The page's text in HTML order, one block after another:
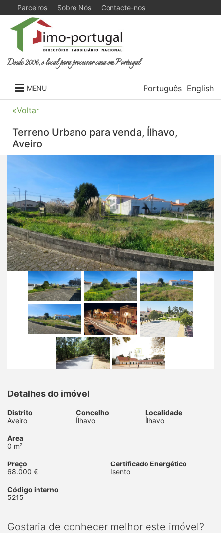
Parceiros Sobre Nós Contacte-nos
Desde 2006, o local para procurar casa em Portugal
MENU Português English
«Voltar
Terreno Urbano para venda, Ílhavo,
Aveiro
Detalhes do imóvel
Distrito
Aveiro
Concelho
Ílhavo
Localidade
Ílhavo
Area
0 m²
Preço
68.000 €
Certificado Energético
Isento
Código interno
5215
Gostaria de conhecer melhor este imóvel?